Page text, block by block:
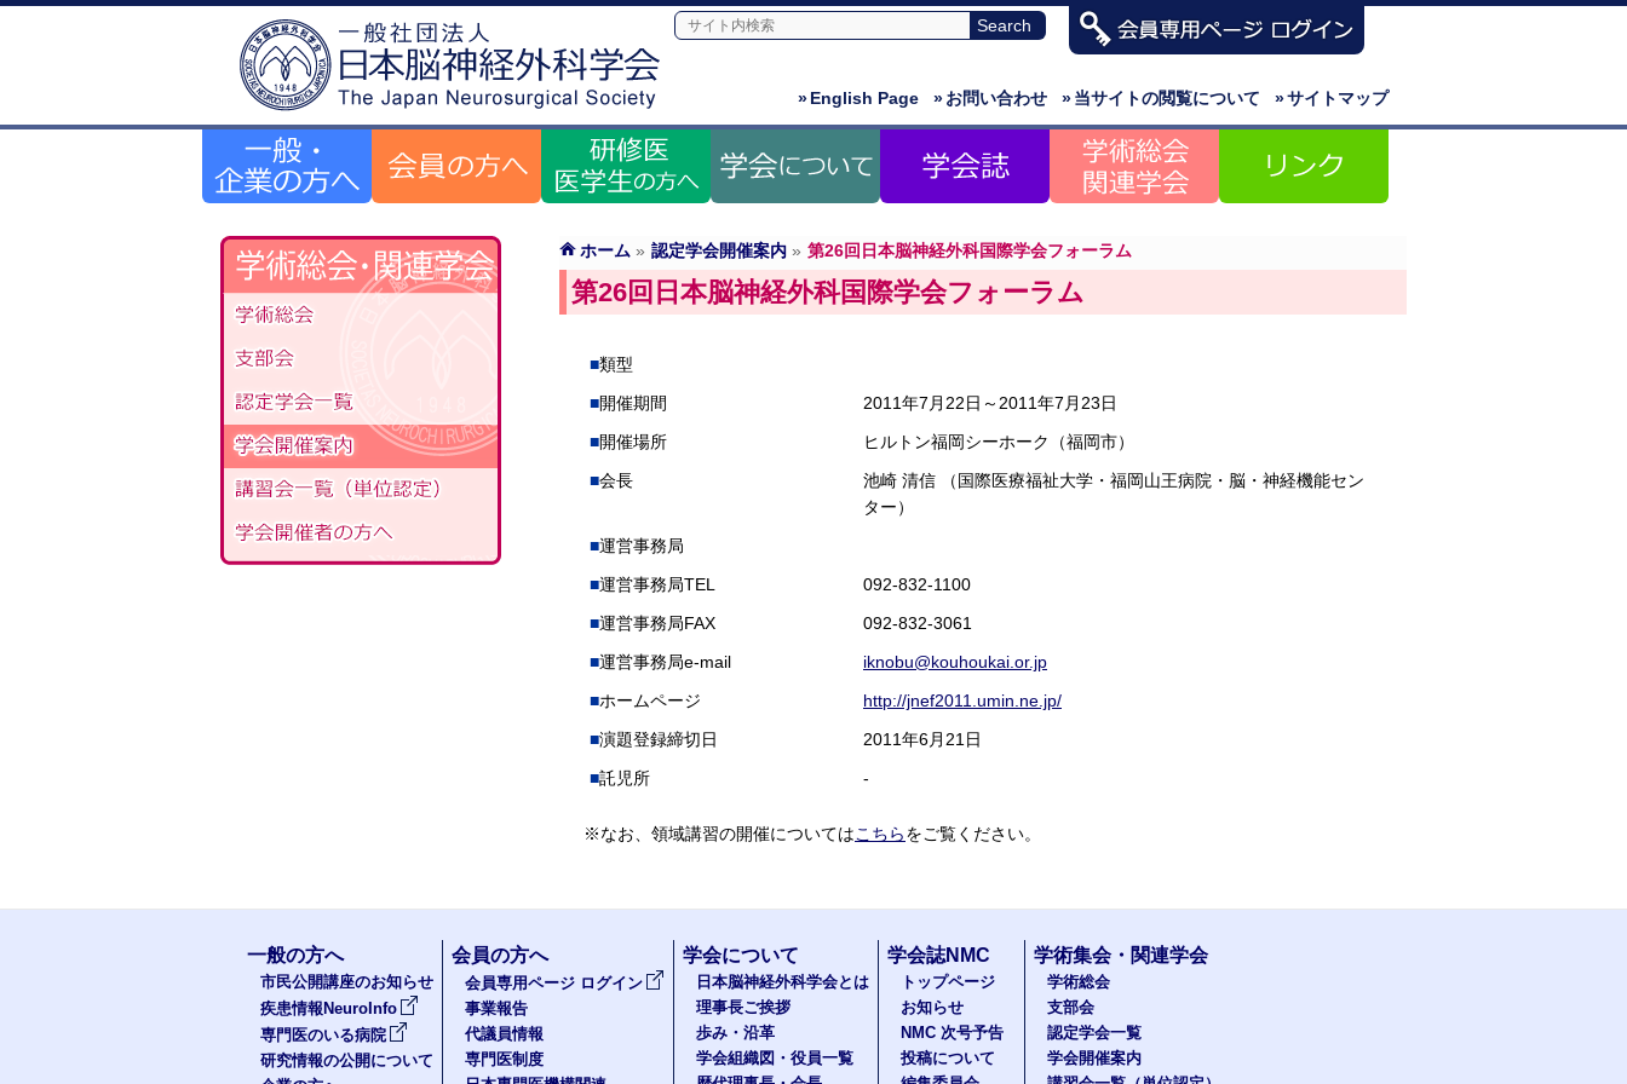
»サイトマップ
»当サイトの閲覧について
»お問い合わせ
»English Page
ホーム » 認定学会開催案内 » 第26回日本脳神経外科国際学会フォーラム
第26回日本脳神経外科国際学会フォーラム
類型
開催期間
2011年7月22日～2011年7月23日
開催場所
ヒルトン福岡シーホーク（福岡市）
会長
池崎 清信 （国際医療福祉大学・福岡山王病院・脳・神経機能セン
ター）
運営事務局
運営事務局TEL
092-832-1100
運営事務局FAX
092-832-3061
運営事務局e-mail
iknobu@kouhoukai.or.jp
ホームページ
http://jnef2011.umin.ne.jp/
演題登録締切日
2011年6月21日
託児所
-
※なお、領域講習の開催についてはこちらをご覧ください。
一般の方へ
市民公開講座のお知らせ
疾患情報NeuroInfo
専門医のいる病院
研究情報の公開について
会員の方へ
会員専用ページ ログイン
事業報告
代議員情報
専門医制度
学会について
日本脳神経外科学会とは
理事長ご挨拶
歩み・沿革
学会組織図・役員一覧
学会誌NMC
トップページ
お知らせ
NMC 次号予告
投稿について
学術集会・関連学会
学術総会
支部会
認定学会一覧
学会開催案内